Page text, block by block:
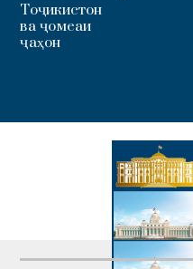
Тоҷикистон
ва ҷомеаи
ҷаҳон